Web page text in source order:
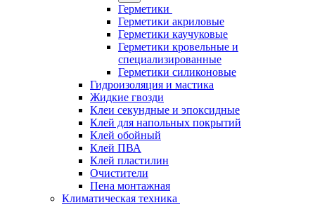
Герметики
Герметики акриловые
Герметики каучуковые
Герметики кровельные и
специализированные
Герметики силиконовые
Гидроизоляция и мастика
Жидкие гвозди
Клеи секундные и эпоксидные
Клей для напольных покрытий
Клей обойный
Клей ПВА
Клей пластилин
Очистители
Пена монтажная
Климатическая техника